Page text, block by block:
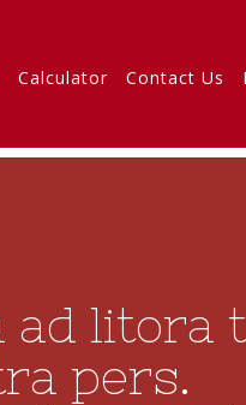
Calculator Contact Us
ad litora
pers.